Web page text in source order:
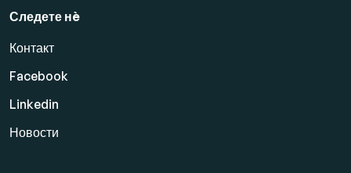
Следете нè
Контакт
Facebook
Linkedin
Новости